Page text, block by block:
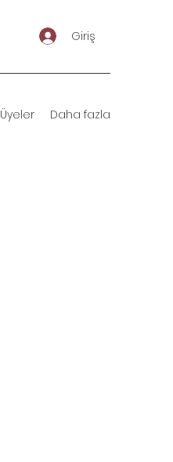
Giriş
Üyeler Daha fazla